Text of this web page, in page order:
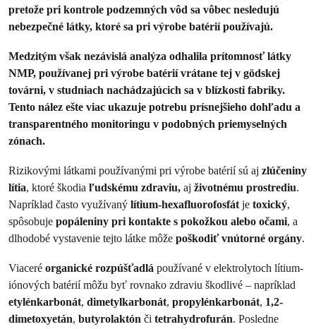
pretože pri kontrole podzemných vôd sa vôbec nesledujú
nebezpečné látky, ktoré sa pri výrobe batérií používajú.
Medzitým však nezávislá analýza odhalila prítomnosť látky
NMP, používanej pri výrobe batérií vrátane tej v gödskej
továrni, v studniach nachádzajúcich sa v blízkosti fabriky.
Tento nález ešte viac ukazuje potrebu prísnejšieho dohľadu a
transparentného monitoringu v podobných priemyselných
zónach.
Rizikovými látkami používanými pri výrobe batérií sú aj zlúčeniny
lítia, ktoré škodia ľudskému zdraviu, aj životnému prostrediu.
Napríklad často využívaný lítium-hexafluorofosfátje toxický,
spôsobuje popáleniny pri kontakte s pokožkou alebo očami, a
dlhodobé vystavenie tejto látke môže poškodiť vnútorné orgány.
Viaceré organické rozpúšťadlá používané v elektrolytoch lítium-
iónových batérií môžu byť rovnako zdraviu škodlivé – napríklad
etylénkarbonát, dimetylkarbonát, propylénkarbonát, 1,2-
dimetoxyetán, butyrolaktón či tetrahydrofurán. Posledne